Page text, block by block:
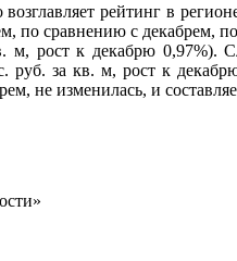
рейтинг в
по сравнению с декабрем,
м, рост к декабрю 0,97%).
руб. за кв. м, рост к
не изменилась, и